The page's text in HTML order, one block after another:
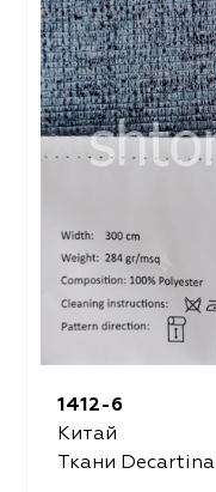
1412-6
Китай
Ткани Decartina